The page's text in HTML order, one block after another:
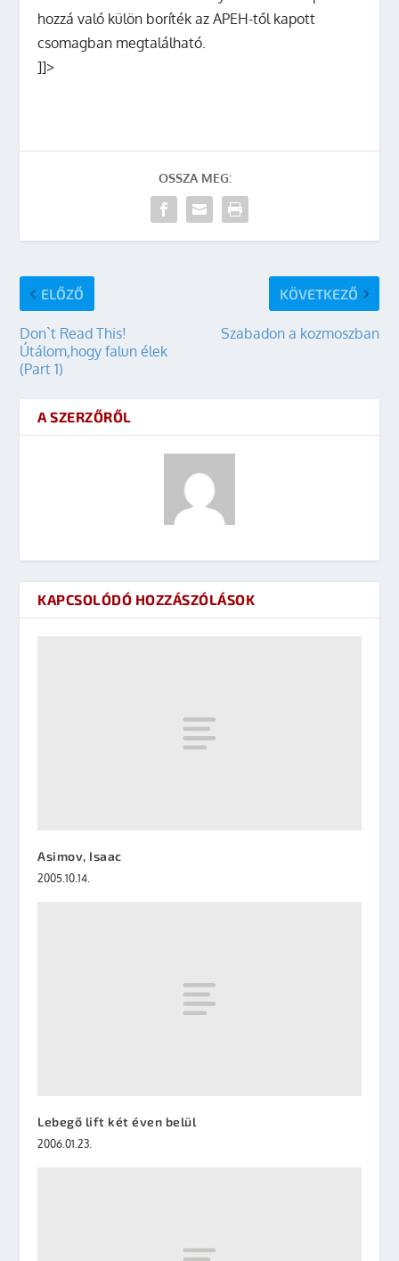
hozzá való külön boríték az APEH-től kapott
csomagban megtalálható.
]]>
OSSZA MEG:
ELŐZŐ
Don`t Read This!
Útálom,hogy falun élek
(Part 1)
KÖVETKEZŐ
Szabadon a kozmoszban
A SZERZŐRŐL
KAPCSOLÓDÓ HOZZÁSZÓLÁSOK
Asimov, Isaac
2005.10.14.
Lebegő lift két éven belül
2006.01.23.